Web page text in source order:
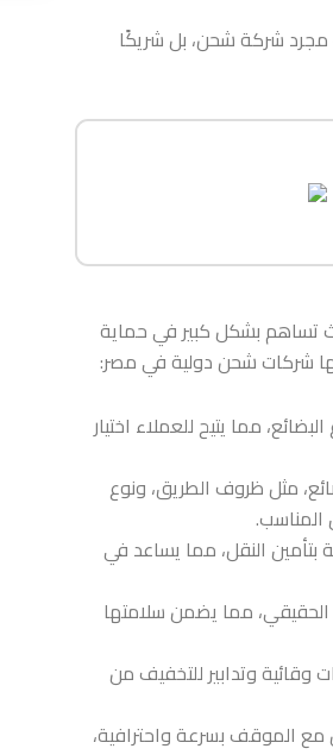
شركة شحن، بل شريكًا
تساهم بشكل كبير في حماية
بها شركات شحن دولية في مصر:
مما يتيح للعملاء اختيار
مثل ظروف الطريق، ونوع
المناسب.
بتأمين النقل، مما يساعد في
مما يضمن سلامتها
وقائية وتدابير للتخفيف من
الموقف بسرعة واحترافية،